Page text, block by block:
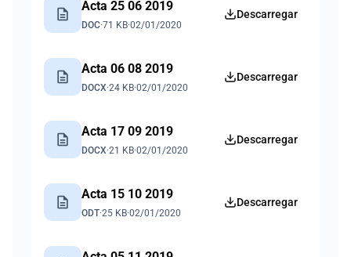
description Acta 25 06 2019
DOC·71 KB·02/01/2020
Descarregar
description Acta 06 08 2019
DOCX·24 KB·02/01/2020
Descarregar
description Acta 17 09 2019
DOCX·21 KB·02/01/2020
Descarregar
description Acta 15 10 2019
ODT·25 KB·02/01/2020
Descarregar